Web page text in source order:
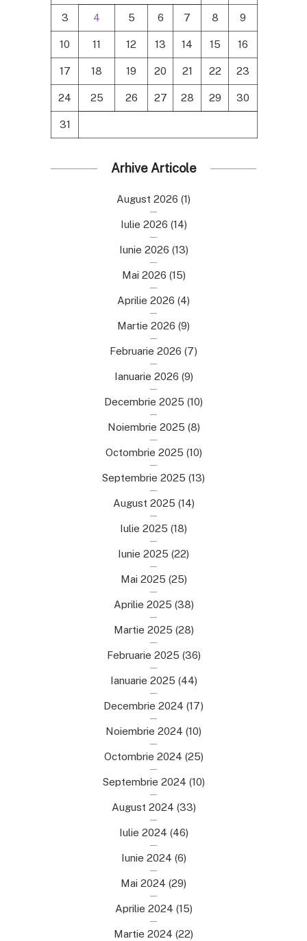
3 4 5 6 7 8 9
10 11 12 13 14 15 16
17 18 19 20 21 22 23
24 25 26 27 28 29 30
31
Arhive Articole
August 2026 (1)
Iulie 2026 (14)
Iunie 2026 (13)
Mai 2026 (15)
Aprilie 2026 (4)
Martie 2026 (9)
Februarie 2026 (7)
Ianuarie 2026 (9)
Decembrie 2025 (10)
Noiembrie 2025 (8)
Octombrie 2025 (10)
Septembrie 2025 (13)
August 2025 (14)
Iulie 2025 (18)
Iunie 2025 (22)
Mai 2025 (25)
Aprilie 2025 (38)
Martie 2025 (28)
Februarie 2025 (36)
Ianuarie 2025 (44)
Decembrie 2024 (17)
Noiembrie 2024 (10)
Octombrie 2024 (25)
Septembrie 2024 (10)
August 2024 (33)
Iulie 2024 (46)
Iunie 2024 (6)
Mai 2024 (29)
Aprilie 2024 (15)
Martie 2024 (22)